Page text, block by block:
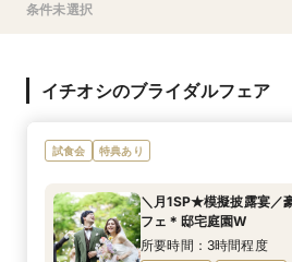
条件未選択
イチオシのブライダルフェア
試食会 特典あり
＼月1SP★模擬披露宴／
フェ＊邸宅庭園W
所要時間：3時間程度